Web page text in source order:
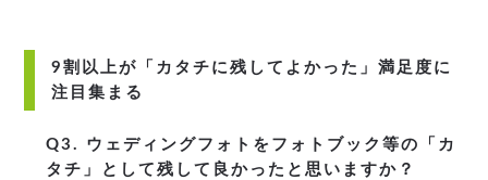
9割以上が「カタチに残してよかった」満足度に
注目集まる
Q3. ウェディングフォトをフォトブック等の「カ
タチ」として残して良かったと思いますか？